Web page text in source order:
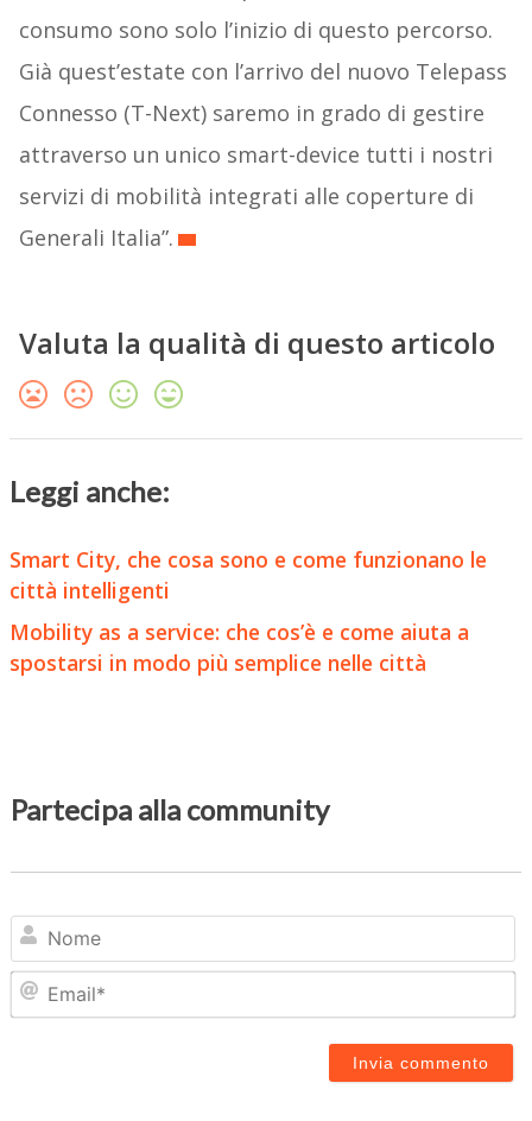
consumo sono solo l’inizio di questo percorso.
Già quest’estate con l’arrivo del nuovo Telepass
Connesso (T-Next) saremo in grado di gestire
attraverso un unico smart-device tutti i nostri
servizi di mobilità integrati alle coperture di
Generali Italia”.
Valuta la qualità di questo articolo
Leggi anche:
Smart City, che cosa sono e come funzionano le
città intelligenti
Mobility as a service: che cos’è e come aiuta a
spostarsi in modo più semplice nelle città
Partecipa alla community